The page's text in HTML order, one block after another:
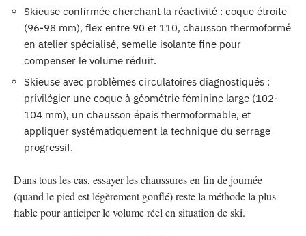
Skieuse confirmée cherchant la réactivité : coque étroite
(96-98 mm), flex entre 90 et 110, chausson thermoformé
en atelier spécialisé, semelle isolante fine pour
compenser le volume réduit.
Skieuse avec problèmes circulatoires diagnostiqués :
privilégier une coque à géométrie féminine large (102-
104 mm), un chausson épais thermoformable, et
appliquer systématiquement la technique du serrage
progressif.
Dans tous les cas, essayer les chaussures en fin de journée
(quand le pied est légèrement gonflé) reste la méthode la plus
fiable pour anticiper le volume réel en situation de ski.